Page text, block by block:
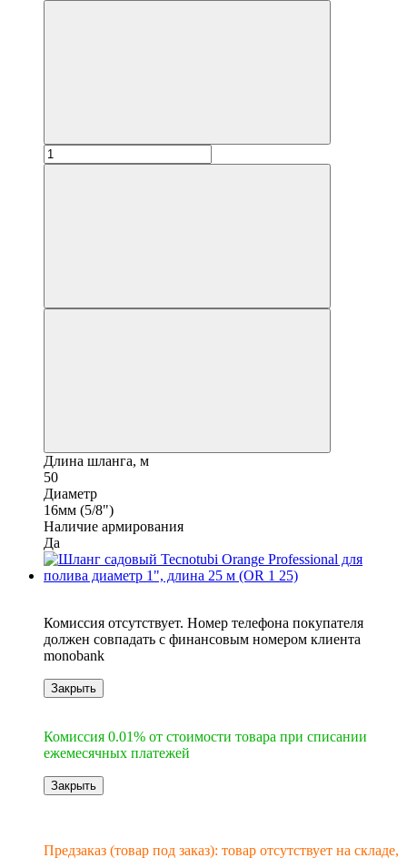
Длина шланга, м
50
Диаметр
16мм (5/8")
Наличие армирования
Да
Комиссия отсутствует. Номер телефона покупателя
должен совпадать с финансовым номером клиента
monobank
Закрыть
Комиссия 0.01% от стоимости товара при списании
ежемесячных платежей
Закрыть
Предзаказ (товар под заказ): товар отсутствует на складе,